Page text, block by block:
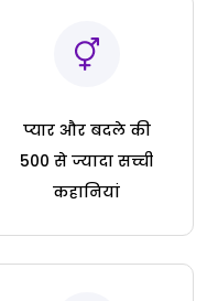
प्यार और बदले की
500 से ज्यादा सच्ची
कहानियां